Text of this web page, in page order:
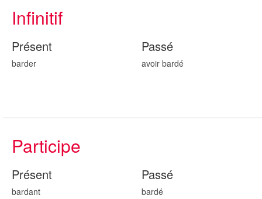
Infinitif
Présent
barder
Passé
avoir bardé
Participe
Présent
bardant
Passé
bardé